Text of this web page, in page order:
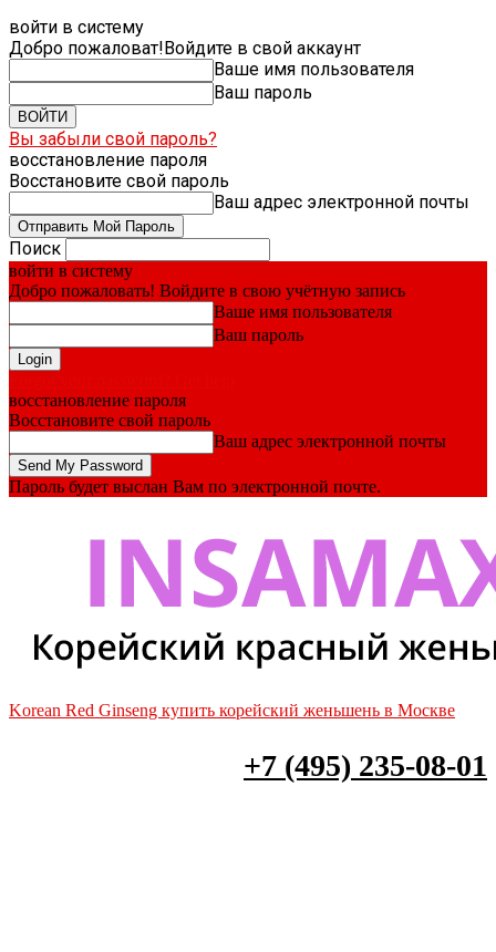
войти в систему
Добро пожаловат!Войдите в свой аккаунт
Ваше имя пользователя
Ваш пароль
Вы забыли свой пароль?
восстановление пароля
Восстановите свой пароль
Ваш адрес электронной почты
Поиск
войти в систему
Добро пожаловать! Войдите в свою учётную запись
Ваше имя пользователя
Ваш пароль
восстановление пароля
Восстановите свой пароль
Ваш адрес электронной почты
Пароль будет выслан Вам по электронной почте.
Korean Red Ginseng купить корейский женьшень в Москве
+7 (495) 235-08-01